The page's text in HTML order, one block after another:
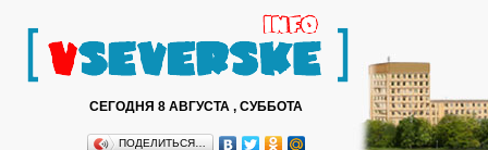
СЕГОДНЯ 8 АВГУСТА , СУББОТА
ПОДЕЛИТЬСЯ…